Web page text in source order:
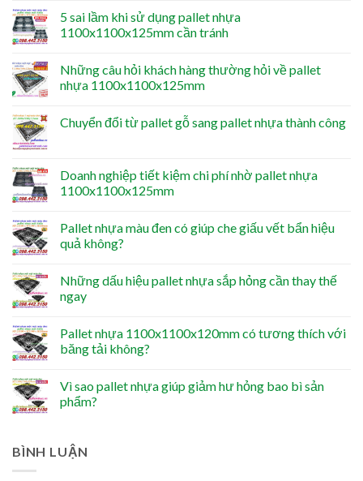
5 sai lầm khi sử dụng pallet nhựa
1100x1100x125mm cần tránh
Những câu hỏi khách hàng thường hỏi về pallet
nhựa 1100x1100x125mm
Chuyển đổi từ pallet gỗ sang pallet nhựa thành công
Doanh nghiệp tiết kiệm chi phí nhờ pallet nhựa
1100x1100x125mm
Pallet nhựa màu đen có giúp che giấu vết bẩn hiệu
quả không?
Những dấu hiệu pallet nhựa sắp hỏng cần thay thế
ngay
Pallet nhựa 1100x1100x120mm có tương thích với
băng tải không?
Vì sao pallet nhựa giúp giảm hư hỏng bao bì sản
phẩm?
BÌNH LUẬN